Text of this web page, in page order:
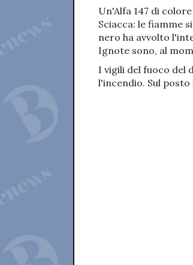
Un'Alfa 147 di
Sciacca: le fiamme
nero ha avvolto
Ignote sono, al
I vigili del fuoco del
l'incendio. Sul